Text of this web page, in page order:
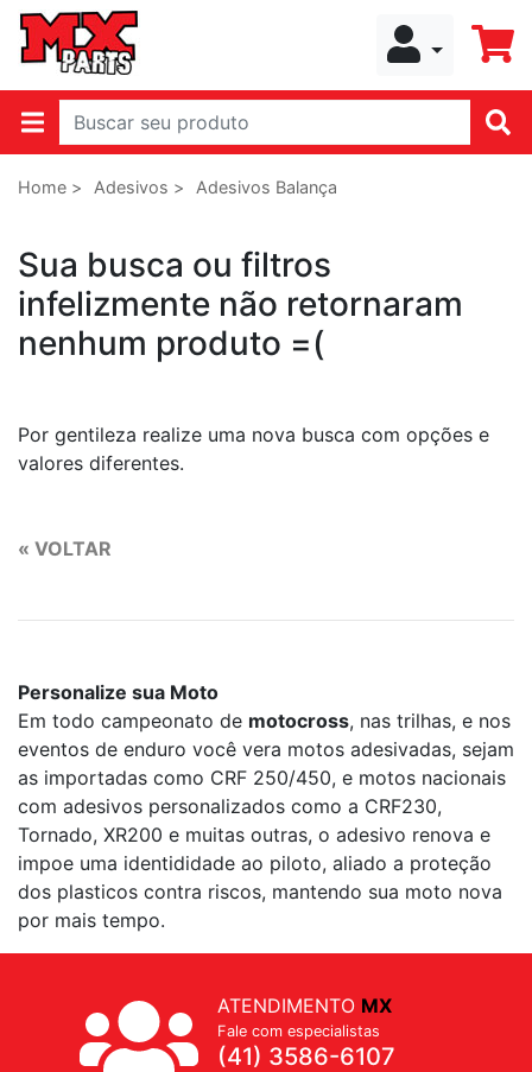
Home > Adesivos > Adesivos Balança
Sua busca ou filtros
infelizmente não retornaram
nenhum produto =(
Por gentileza realize uma nova busca com opções e
valores diferentes.
« VOLTAR
Personalize sua Moto
Em todo campeonato de motocross, nas trilhas, e nos
eventos de enduro você vera motos adesivadas, sejam
as importadas como CRF 250/450, e motos nacionais
com adesivos personalizados como a CRF230,
Tornado, XR200 e muitas outras, o adesivo renova e
impoe uma identididade ao piloto, aliado a proteção
dos plasticos contra riscos, mantendo sua moto nova
por mais tempo.
ATENDIMENTO MX
Fale com especialistas
(41) 3586-6107